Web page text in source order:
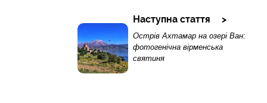
Наступна стаття
Острів Ахтамар на озері Ван:
фотогенічна вірменська
святиня